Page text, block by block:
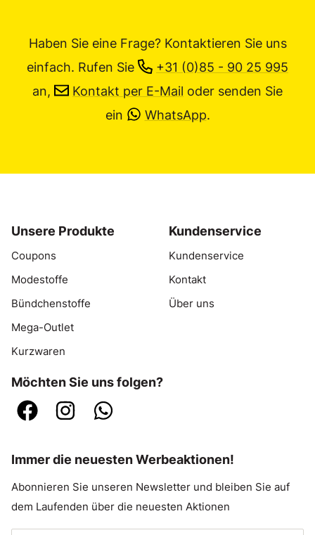
Haben Sie eine Frage? Kontaktieren Sie uns
einfach. Rufen Sie
+31 (0)85 - 90 25 995
an,
Kontakt per E-Mail oder senden Sie
ein
WhatsApp.
Unsere Produkte
Coupons
Modestoffe
Bündchenstoffe
Mega-Outlet
Kurzwaren
Kundenservice
Kundenservice
Kontakt
Über uns
Möchten Sie uns folgen?
Immer die neuesten Werbeaktionen!
Abonnieren Sie unseren Newsletter und bleiben Sie auf
dem Laufenden über die neuesten Aktionen